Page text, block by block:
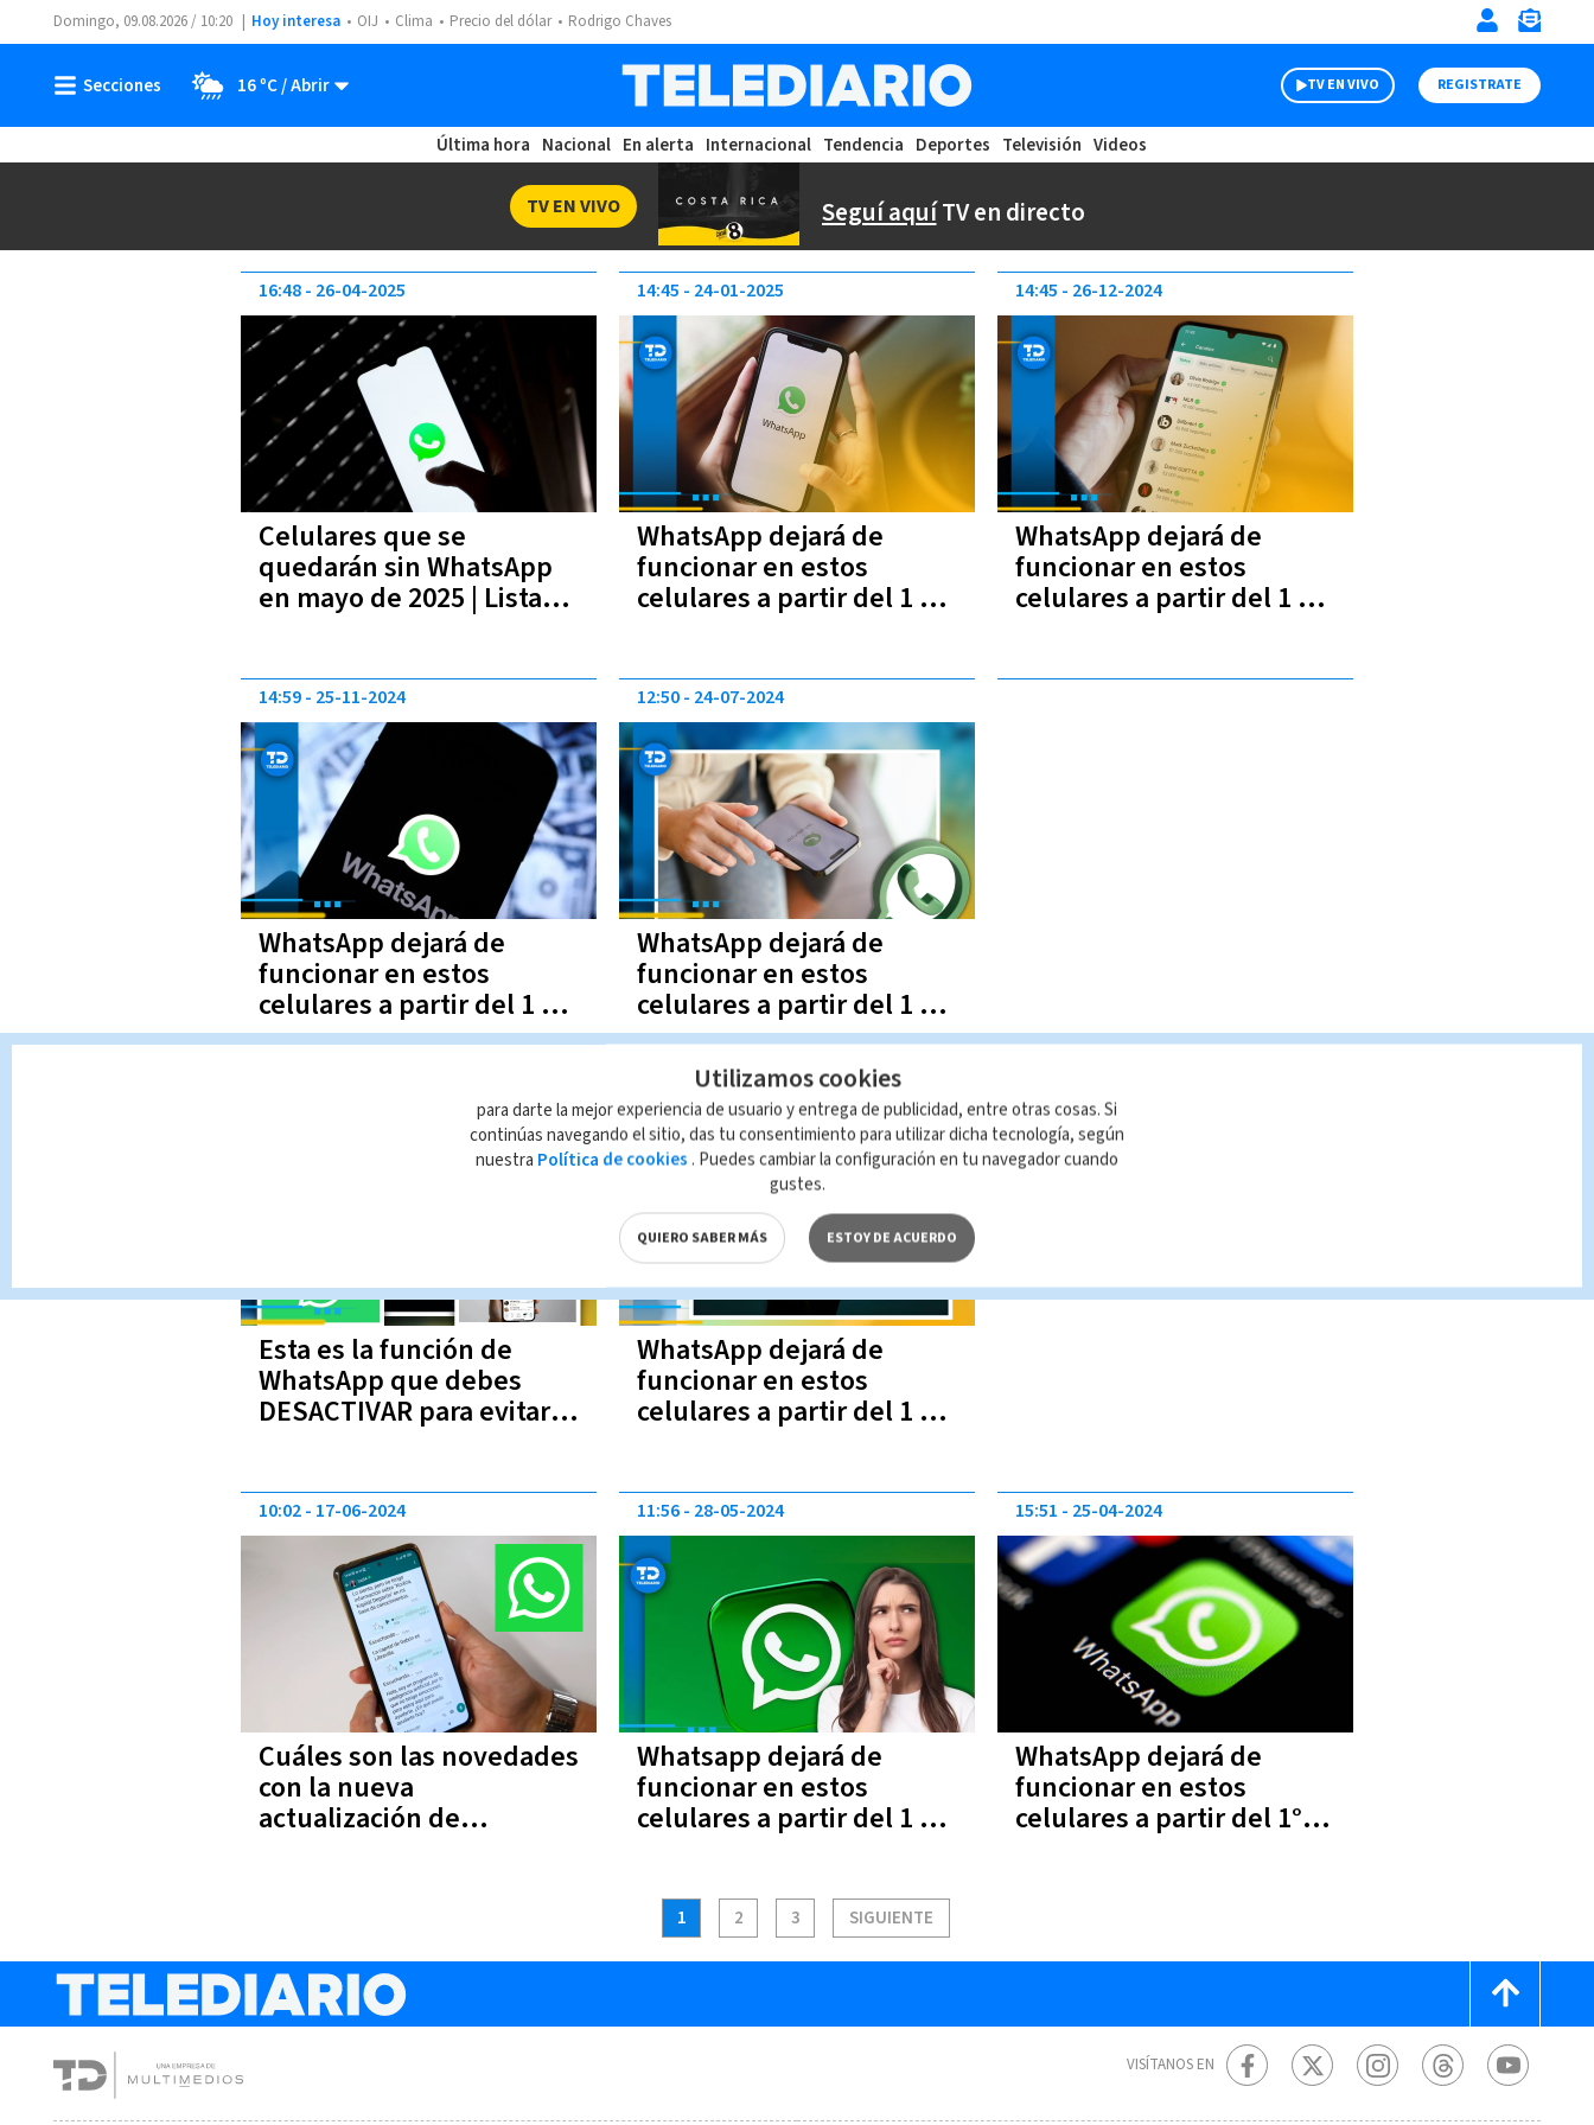
Domingo, 09.08.2026 / 10:20 Hoy interesa OIJ Clima Precio del dólar Rodrigo Chaves
16 ºC TV EN VIVO REGISTRATE
Última hora Nacional En alerta Internacional Tendencia Deportes Televisión Videos
Seguí aquíTV en directo
TV EN VIVO
Celulares que se
quedarán sin WhatsApp
en mayo de 2025 | Lista
16:48 26-04-2025
WhatsApp dejará de
funcionar en estos
celulares a partir del 1 de
14:45 24-01-2025
WhatsApp dejará de
funcionar en estos
celulares a partir del 1 de
14:45 26-12-2024
WhatsApp dejará de
funcionar en estos
celulares a partir del 1 de
diciembre | Lista
14:59 25-11-2024
WhatsApp dejará de
funcionar en estos
celulares a partir del 1 de
agosto | Lista completa
12:50 24-07-2024
Esta es la función de
WhatsApp que debes
DESACTIVAR para evitar
WhatsApp dejará de
funcionar en estos
celulares a partir del 1 de
11:25 28-06-2024
Cuáles son las novedades
con la nueva
actualización de
10:02 17-06-2024
Whatsapp dejará de
funcionar en estos
celulares a partir del 1 de
11:56 28-05-2024
WhatsApp dejará de
funcionar en estos
celulares a partir del 1°
15:51 25-04-2024
1 2 3 SIGUIENTE
VISÍTANOS EN
Utilizamos cookies
para darte la mejor experiencia de usuario y entrega de publicidad, entre otras cosas. Si
continúas navegando el sitio, das tu consentimiento para utilizar dicha tecnología, según
nuestra Política de cookies . Puedes cambiar la configuración en tu navegador cuando
gustes.
QUIERO SABER MÁS ESTOY DE ACUERDO